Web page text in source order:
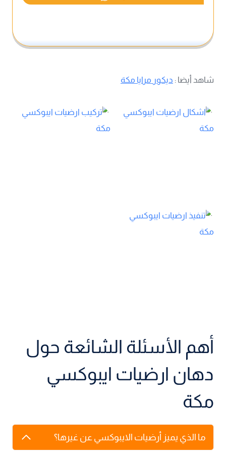
شاهد أيضا : ديكور مرايا مكة
أهم الأسئلة الشائعة حول
دهان ارضيات ايبوكسي
مكة
ما الذي يميز أرضيات الايبوكسي عن غيرها؟